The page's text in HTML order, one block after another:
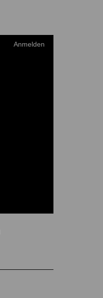
Anmelden